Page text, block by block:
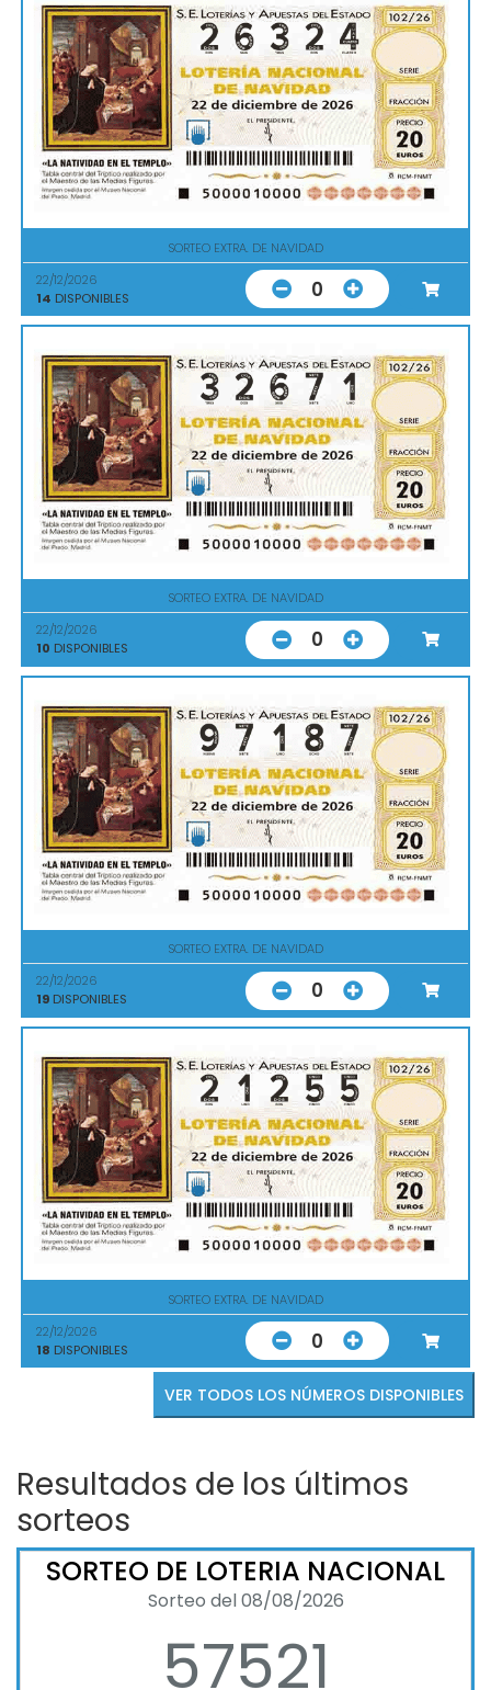
SORTEO EXTRA. DE NAVIDAD
22/12/2026
14 DISPONIBLES 0
SORTEO EXTRA. DE NAVIDAD
22/12/2026
10 DISPONIBLES 0
SORTEO EXTRA. DE NAVIDAD
22/12/2026
19 DISPONIBLES 0
SORTEO EXTRA. DE NAVIDAD
22/12/2026
18 DISPONIBLES 0
VER TODOS LOS NÚMEROS DISPONIBLES
Resultados de los últimos
sorteos
SORTEO DE LOTERIA NACIONAL
Sorteo del 08/08/2026
57521